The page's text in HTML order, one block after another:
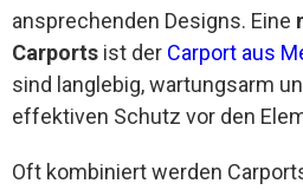
ansprechenden Designs. Eine
Carports ist der Carport aus
sind langlebig, wartungsarm
effektiven Schutz vor den
Oft kombiniert werden